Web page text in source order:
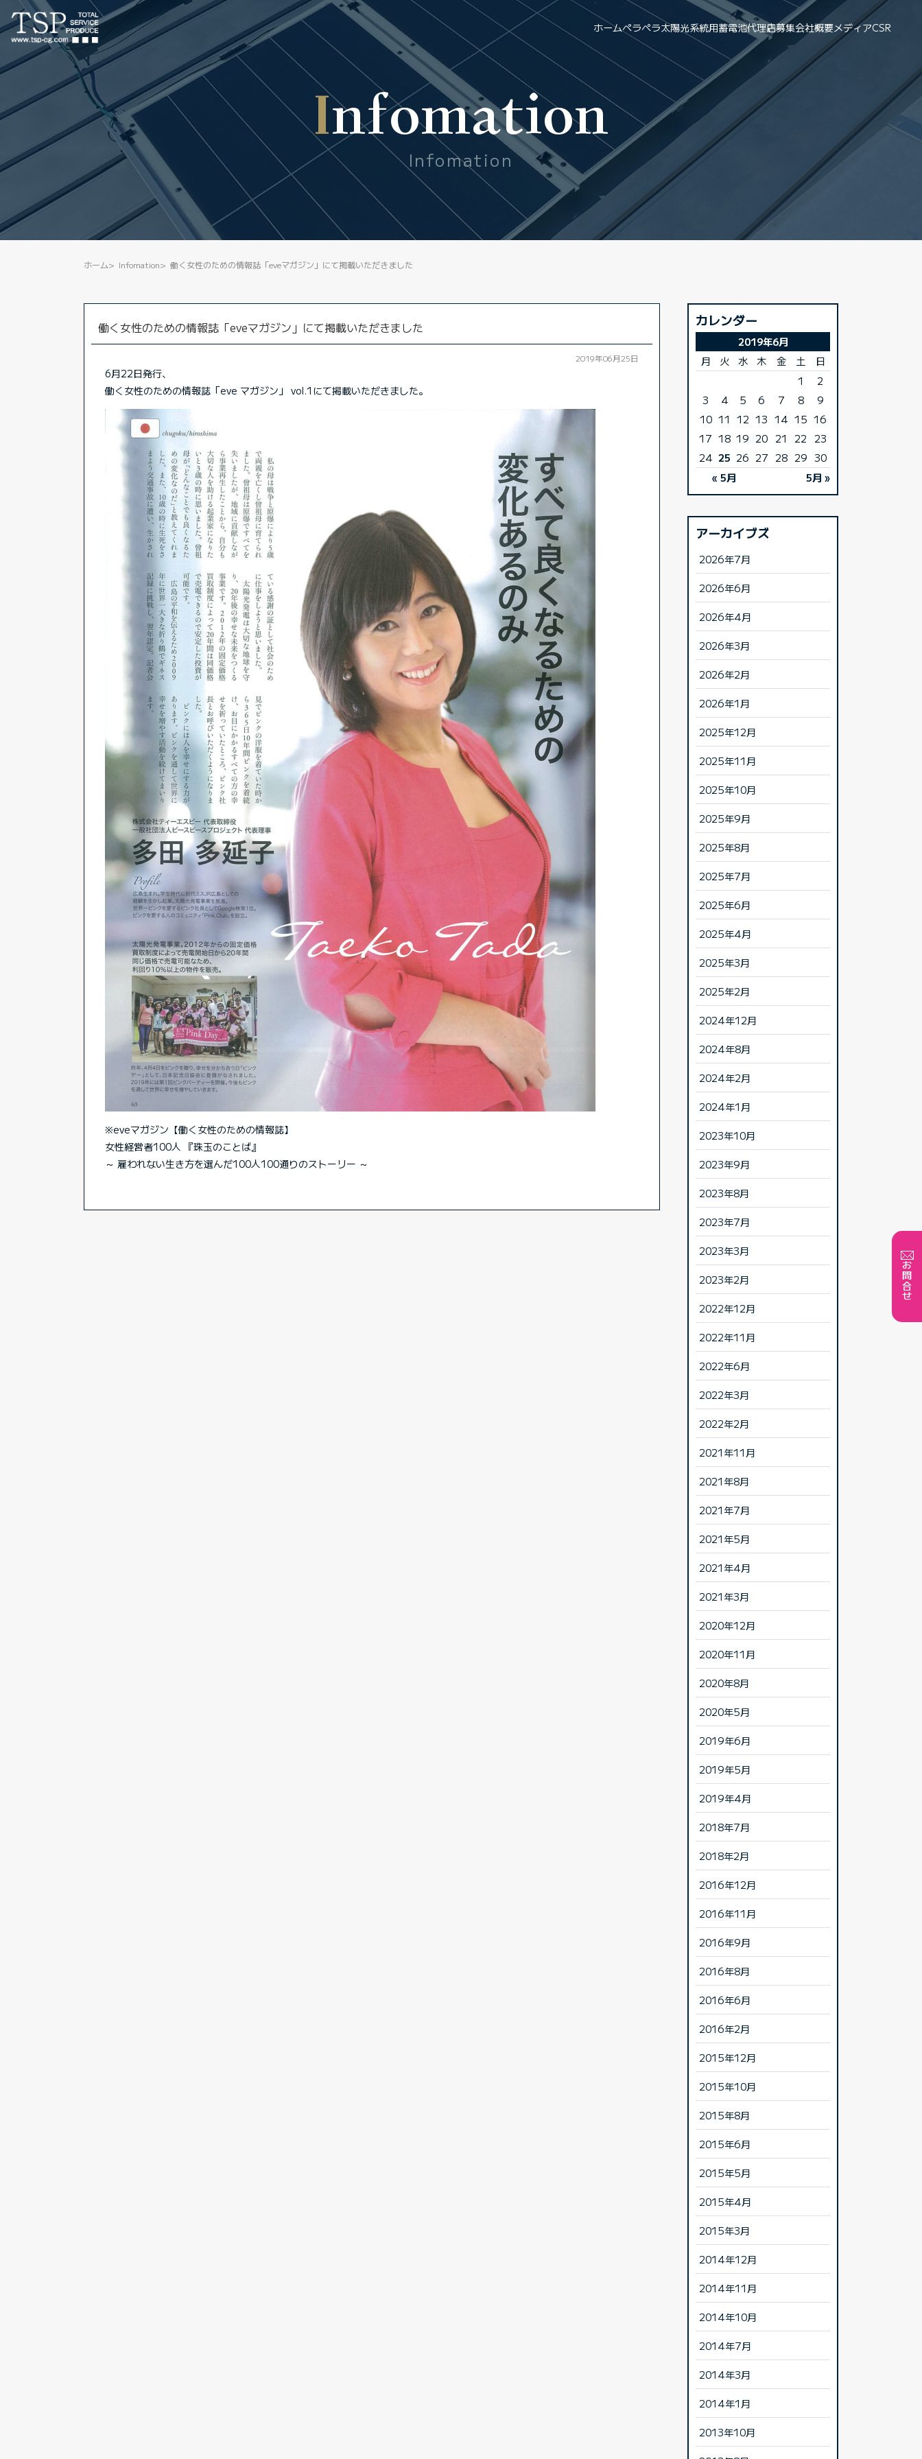
ホームペラペラ太陽光系統用蓄電池代理店募集会社概要メディアCSR
お問合せ
Infomation
Infomation
ホーム Infomation 働く女性のための情報誌「eveマガジン」にて掲載いただきました
働く女性のための情報誌「eveマガジン」にて掲載いただきました
2019年06月25日
6月22日発行、
働く女性のための情報誌「eve マガジン」 vol.1にて掲載いただきました。
※eveマガジン【働く女性のための情報誌】
女性経営者100人 『珠玉のことば』
～ 雇われない生き方を選んだ100人100通りのストーリー ～
カレンダー
2019年6月
月
火 水 木 金 土 日
« 5月 5月 »
1
2
3
4 5 6 7 8
9
10 11 12 13 14 15 16
17 18 19 20 21 22 23
24 25 26 27 28 29 30
アーカイブズ
2026年7月
2026年6月
2026年4月
2026年3月
2026年2月
2026年1月
2025年12月
2025年11月
2025年10月
2025年9月
2025年8月
2025年7月
2025年6月
2025年4月
2025年3月
2025年2月
2024年12月
2024年8月
2024年2月
2024年1月
2023年10月
2023年9月
2023年8月
2023年7月
2023年3月
2023年2月
2022年12月
2022年11月
2022年6月
2022年3月
2022年2月
2021年11月
2021年8月
2021年7月
2021年5月
2021年4月
2021年3月
2020年12月
2020年11月
2020年8月
2020年5月
2019年6月
2019年5月
2019年4月
2018年7月
2018年2月
2016年12月
2016年11月
2016年9月
2016年8月
2016年6月
2016年2月
2015年12月
2015年10月
2015年8月
2015年6月
2015年5月
2015年4月
2015年3月
2014年12月
2014年11月
2014年10月
2014年7月
2014年3月
2014年1月
2013年10月